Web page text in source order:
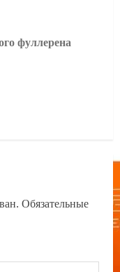
фуллерена
Обязательные